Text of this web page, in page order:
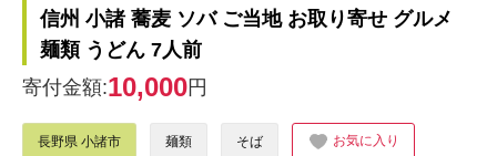
信州 小諸 蕎麦 ソバ ご当地 お取り寄せ グルメ
麺類 うどん 7人前
寄付金額:10,000円
長野県 小諸市 麺類 そば お気に入り